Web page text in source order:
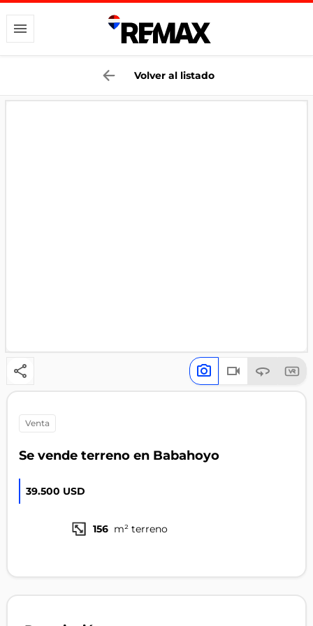
Volver al listado
venta
Se vende terreno en Babahoyo
39.500 USD
156 m² terreno